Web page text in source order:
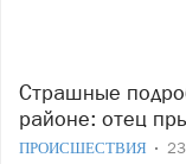
Страшные подробности пожара в Вологодском
районе: отец
ПРОИСШЕСТВИЯ